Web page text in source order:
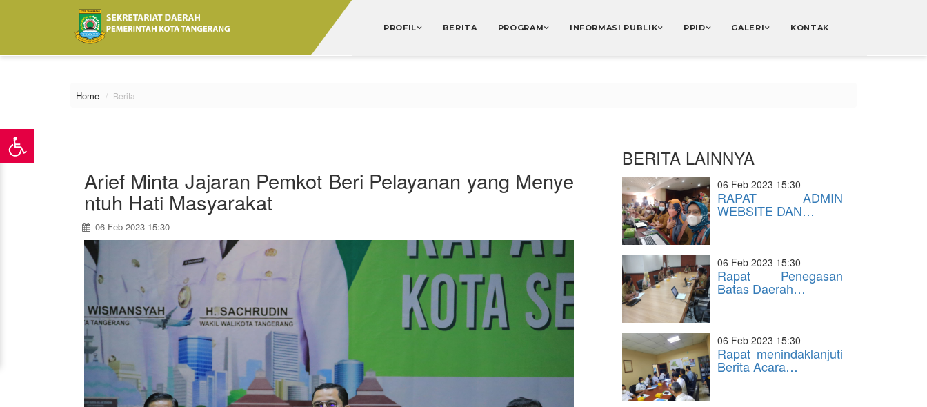
PROFIL BERITA PROGRAM INFORMASI PUBLIK PPID GALERI KONTAK
Home Berita
Arief Minta Jajaran Pemkot Beri Pelayanan yang Menye
ntuh Hati Masyarakat
06 Feb 2023 15:30
BERITA LAINNYA
06 Feb 2023 15:30
RAPAT ADMIN
WEBSITE DAN…
06 Feb 2023 15:30
Rapat Penegasan
Batas Daerah…
06 Feb 2023 15:30
Rapat menindaklanjuti
Berita Acara…